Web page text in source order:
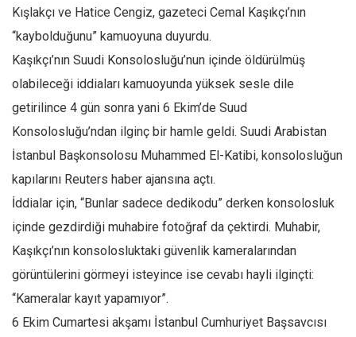
Kışlakçı ve Hatice Cengiz, gazeteci Cemal Kaşıkçı’nın
“kaybolduğunu” kamuoyuna duyurdu.
Kaşıkçı’nın Suudi Konsolosluğu’nun içinde öldürülmüş
olabileceği iddiaları kamuoyunda yüksek sesle dile
getirilince 4 gün sonra yani 6 Ekim’de Suud
Konsolosluğu’ndan ilginç bir hamle geldi. Suudi Arabistan
İstanbul Başkonsolosu Muhammed El-Katibi, konsolosluğun
kapılarını Reuters haber ajansına açtı.
İddialar için, “Bunlar sadece dedikodu” derken konsolosluk
içinde gezdirdiği muhabire fotoğraf da çektirdi. Muhabir,
Kaşıkçı’nın konsolosluktaki güvenlik kameralarından
görüntülerini görmeyi isteyince ise cevabı hayli ilginçti:
“Kameralar kayıt yapamıyor”.
6 Ekim Cumartesi akşamı İstanbul Cumhuriyet Başsavcısı